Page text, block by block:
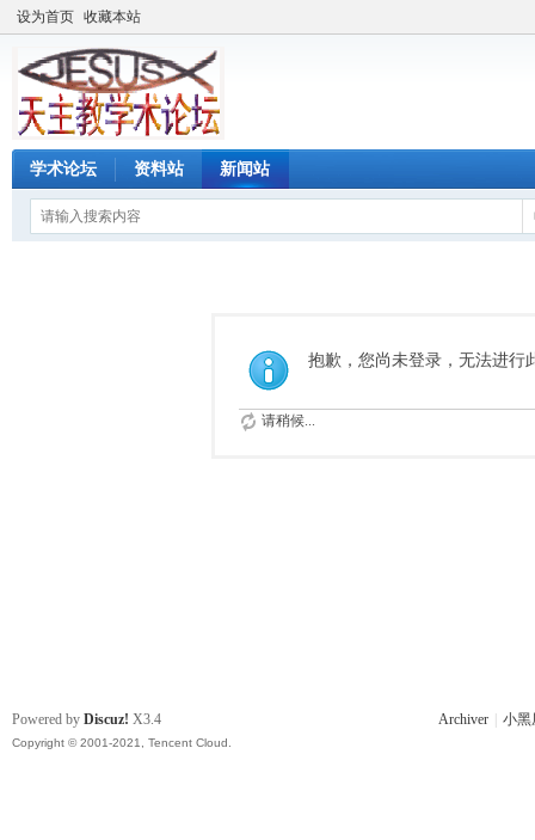
设为首页 收藏本站
学术论坛 资料站 新闻站
抱歉，您尚未登录，无法进行
请稍候...
Archiver 小黑
Powered by Discuz! X3.4
Copyright © 2001-2021, Tencent Cloud.